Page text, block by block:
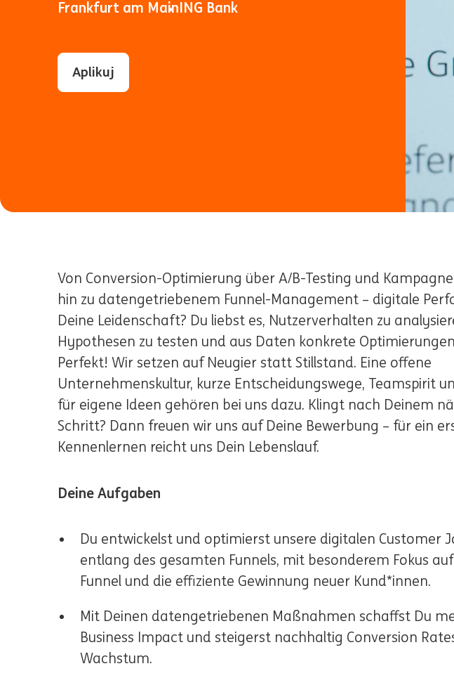
Frankfurt am MainING Bank
Aplikuj
Von Conversion-Optimierung über A/B-Testing und
hin zu datengetriebenem Funnel-Management – digitale
Deine Leidenschaft? Du liebst es, Nutzerverhalten zu
Hypothesen zu testen und aus Daten konkrete
Perfekt! Wir setzen auf Neugier statt Stillstand. Eine offene
Unternehmenskultur, kurze Entscheidungswege, Teamspirit
für eigene Ideen gehören bei uns dazu. Klingt nach Deinem
Schritt? Dann freuen wir uns auf Deine Bewerbung – für ein
Kennenlernen reicht uns Dein Lebenslauf.
Deine Aufgaben
Du entwickelst und optimierst unsere digitalen Customer
entlang des gesamten Funnels, mit besonderem Fokus
Funnel und die effiziente Gewinnung neuer Kund*innen.
Mit Deinen datengetriebenen Maßnahmen schaffst Du
Business Impact und steigerst nachhaltig Conversion
Wachstum.